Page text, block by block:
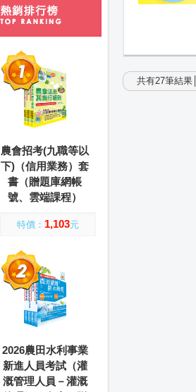
農會招考(九職等以
下)（信用業務）套
書（贈題庫網帳
號、雲端課程）
特價： 1,103元
2026農田水利事業
新進人員考試（灌
溉管理人員－灌溉
共有27筆結果